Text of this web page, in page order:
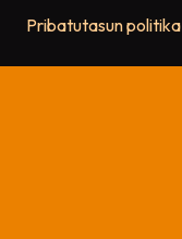
Pribatutasun politika